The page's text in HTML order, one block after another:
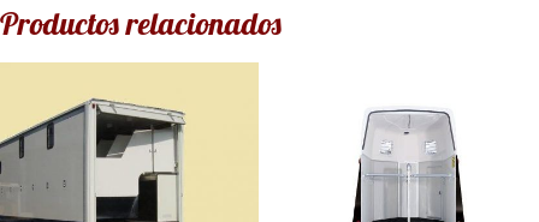
Productos relacionados